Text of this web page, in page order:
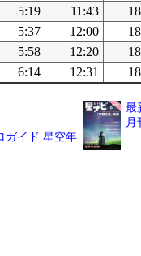
5:19 11:43
5:37 12:00
5:58 12:20
6:14 12:31
ガイド 星空年
最
月